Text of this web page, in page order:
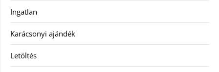
Ingatlan
Karácsonyi ajándék
Letöltés